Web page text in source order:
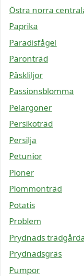
Östra norra
Paprika
Paradisfågel
Päronträd
Påskliljor
Passionsblomma
Pelargoner
Persikoträd
Persilja
Petunior
Pioner
Plommonträd
Potatis
Problem
Prydnads
Prydnadsgräs
Pumpor